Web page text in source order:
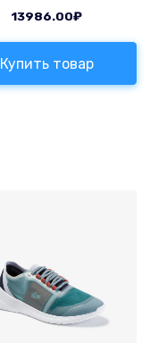
13986.00₽
Купить товар